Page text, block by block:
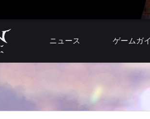
ニュース
アップデート
ゲームガ